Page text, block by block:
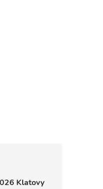
Klatovy